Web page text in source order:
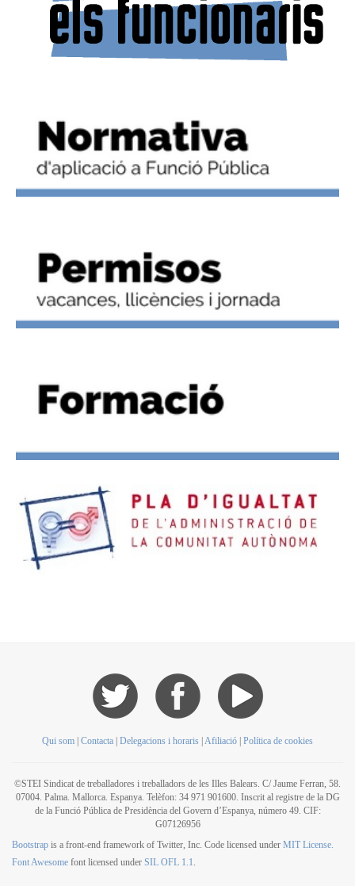
Qui som Contacta Delegacions i horaris Afiliació Política de cookies
©STEI Sindicat de treballadores i treballadors de les Illes Balears. C/ Jaume Ferran, 58.
07004. Palma. Mallorca. Espanya. Telèfon: 34 971 901600. Inscrit al registre de la DG
de la Funció Pública de Presidència del Govern d’Espanya, número 49. CIF:
G07126956
Bootstrap is a front-end framework of Twitter, Inc. Code licensed under MIT License.
Font Awesome font licensed under SIL OFL 1.1.